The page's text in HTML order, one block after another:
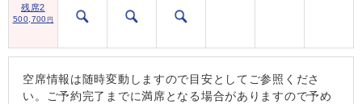
残席2
500,700 円
空席情報は随時変動しますので目安としてご参照くださ
い。ご予約完了までに満席となる場合がありますので予め